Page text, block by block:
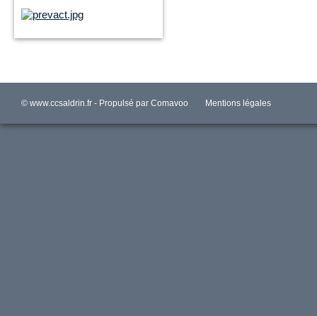
© www.ccsaldrin.fr - Propulsé par Comavoo Mentions légales